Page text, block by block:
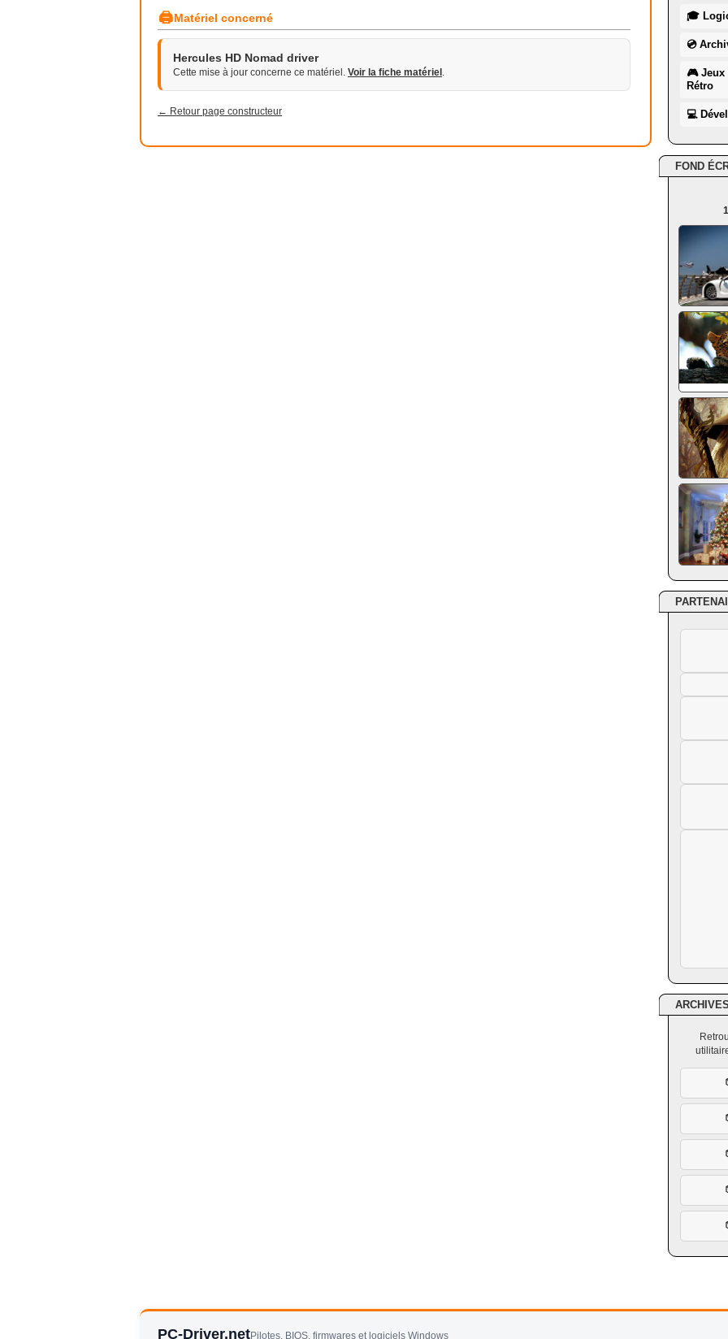
🖨Matériel concerné
Hercules HD Nomad driver
Cette mise à jour concerne ce matériel. Voir la fiche matériel .
← Retour page constructeur
🎓
💿
🎮 Jeux
Rétro
💻
FOND
PC-Driver.netPilotes, BIOS, firmwares et logiciels Windows